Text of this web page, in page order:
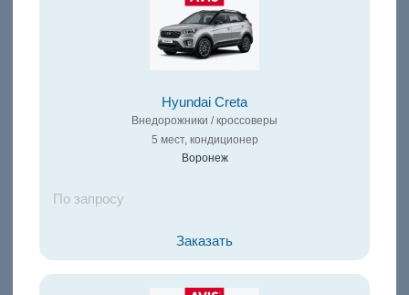
Hyundai Creta
Внедорожники / кроссоверы
5 мест, кондиционер
Воронеж
По запросу
Заказать